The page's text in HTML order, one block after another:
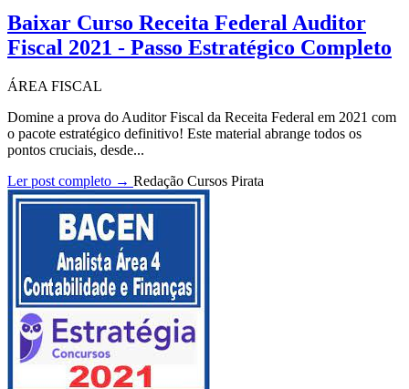
Baixar Curso Receita Federal Auditor
Fiscal 2021 - Passo Estratégico Completo
ÁREA FISCAL
Domine a prova do Auditor Fiscal da Receita Federal em 2021 com
o pacote estratégico definitivo! Este material abrange todos os
pontos cruciais, desde...
Ler post completo → Redação Cursos Pirata